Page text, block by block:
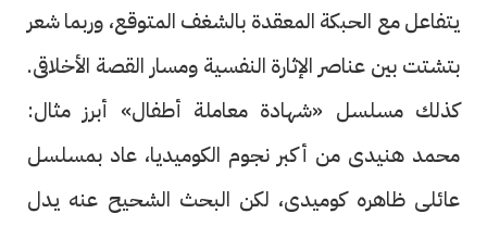
يتفاعل مع الحبكة المعقدة بالشغف المتوقع، وربما شعر
بتشتت بين عناصر الإثارة النفسية ومسار القصة الأخلاقى.
كذلك مسلسل «شهادة معاملة أطفال» أبرز مثال:
محمد هنيدى من أكبر نجوم الكوميديا، عاد بمسلسل
عائلى ظاهره كوميدى، لكن البحث الشحيح عنه يدل